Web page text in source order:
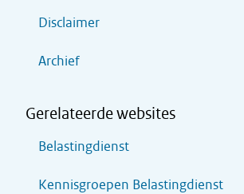
Disclaimer
Archief
Gerelateerde websites
Belastingdienst
Kennisgroepen Belastingdienst